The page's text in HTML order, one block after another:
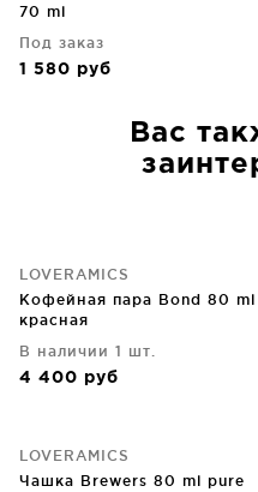
70 ml
Под заказ
1 580 руб
Вас
LOVERAMICS
Кофейная пара Bond 80 ml
красная
В наличии 1 шт.
4 400 руб
LOVERAMICS
Чашка Brewers 80 ml pure